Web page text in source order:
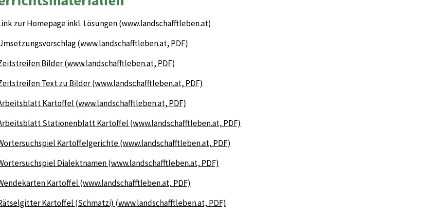
zur Homepage inkl. Lösungen (www.landschafftleben.at)
(www.landschafftleben.at, PDF)
Bilder (www.landschafftleben.at, PDF)
Text zu Bilder (www.landschafftleben.at, PDF)
Kartoffel (www.landschafftleben.at, PDF)
Stationenblatt Kartoffel (www.landschafftleben.at, PDF)
Kartoffelgerichte (www.landschafftleben.at, PDF)
Dialektnamen (www.landschafftleben.at, PDF)
Kartoffel (www.landschafftleben.at, PDF)
Kartoffel (Schmatzi) (www.landschafftleben.at, PDF)